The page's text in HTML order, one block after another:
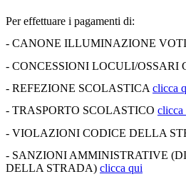
Per effettuare i pagamenti di:
- CANONE ILLUMINAZIONE
- CONCESSIONI LOCULI/OSSARI
- REFEZIONE SCOLASTICA clicca
- TRASPORTO SCOLASTICO clicca
- VIOLAZIONI CODICE DELLA
- SANZIONI AMMINISTRATIVE
DELLA STRADA) clicca qui